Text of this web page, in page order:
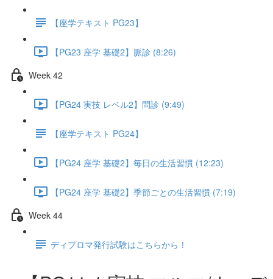
【座学テキスト PG23】
【PG23 座学 基礎2】脈診 (8:26)
Week 42
【PG24 実技 レベル2】問診 (9:49)
【座学テキスト PG24】
【PG24 座学 基礎2】毎日の生活習慣 (12:23)
【PG24 座学 基礎2】季節ごとの生活習慣 (7:19)
Week 44
ディプロマ発行試験はこちらから！